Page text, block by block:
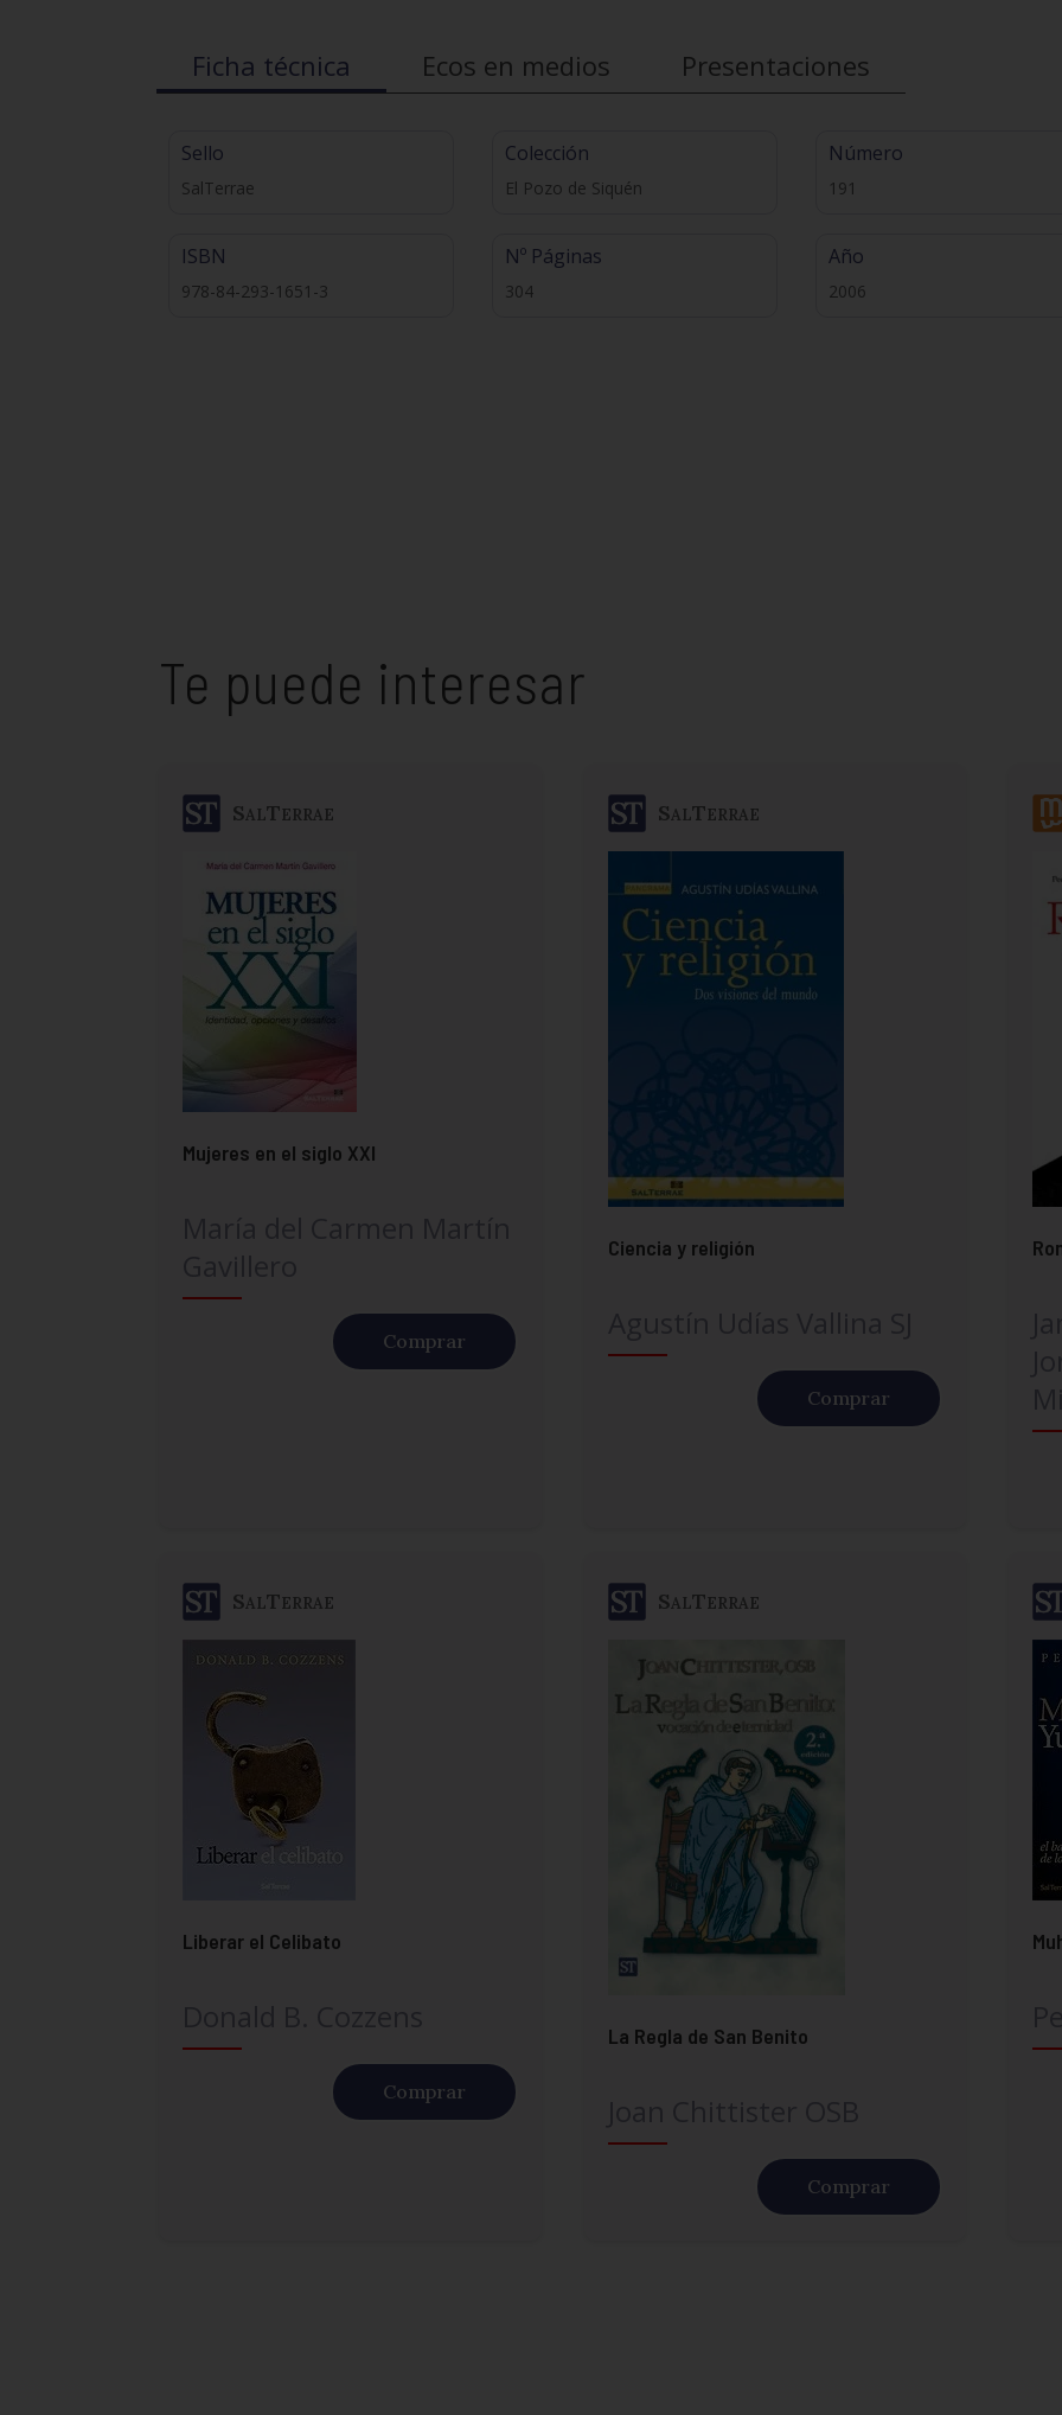
Ficha técnica Ecos en medios Presentaciones
Sello
SalTerrae
ISBN
978-84-293-1651-3
Colección
El Pozo de Siquén
Nº Páginas
304
Número
191
Año
2006
Te puede interesar
SalTerrae
Mujeres en el siglo XXI
Comprar
SalTerrae
Ciencia y religión
Comprar
SalTerrae
Liberar el Celibato
Comprar
SalTerrae
La Regla de San Benito
Comprar